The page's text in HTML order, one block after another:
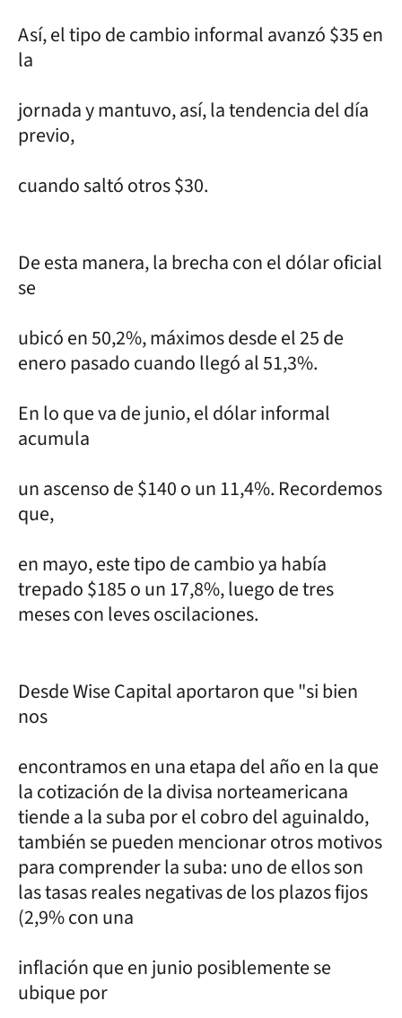
Así, el tipo de cambio informal avanzó $35 en
la
jornada y mantuvo, así, la tendencia del día
previo,
cuando saltó otros $30.
De esta manera, la brecha con el dólar oficial
se
ubicó en 50,2%, máximos desde el 25 de
enero pasado cuando llegó al 51,3%.
En lo que va de junio, el dólar informal
acumula
un ascenso de $140 o un 11,4%. Recordemos
que,
en mayo, este tipo de cambio ya había
trepado $185 o un 17,8%, luego de tres
meses con leves oscilaciones.
Desde Wise Capital aportaron que "si bien
nos
encontramos en una etapa del año en la que
la cotización de la divisa norteamericana
tiende a la suba por el cobro del aguinaldo,
también se pueden mencionar otros motivos
para comprender la suba: uno de ellos son
las tasas reales negativas de los plazos fijos
(2,9% con una
inflación que en junio posiblemente se
ubique por